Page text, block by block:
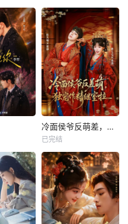
冷面侯爷反萌差，独宠作精继室啦
已完结